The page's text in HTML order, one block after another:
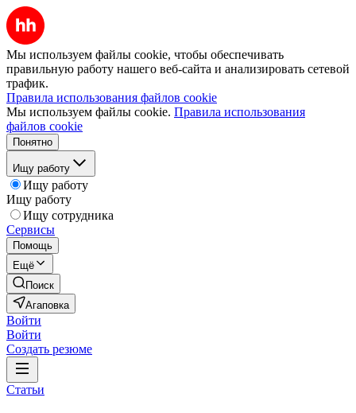
Мы используем файлы cookie, чтобы обеспечивать
правильную работу нашего веб-сайта и анализировать сетевой
трафик.
Правила использования файлов cookie
Мы используем файлы cookie. Правила использования
файлов cookie
Понятно
Ищу работу
Ищу работу
Ищу работу
Ищу сотрудника
Сервисы
Помощь
Ещё
Поиск
Агаповка
Войти
Войти
Создать резюме
Статьи